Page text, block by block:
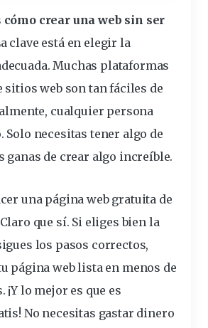
cómo crear una web sin ser
clave está en elegir la
Muchas plataformas
sitios web son tan fáciles de
cualquier persona
Solo necesitas tener algo de
ganas de crear algo increíble.
una página web gratuita de
que sí. Si eliges bien la
los pasos correctos,
página web lista en menos de
¡Y lo mejor es que es
No necesitas gastar dinero